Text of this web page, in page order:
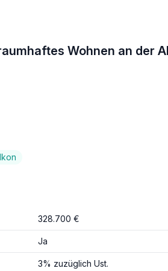
Wohnen an der
328.700 €
Ja
3% zuzüglich Ust.